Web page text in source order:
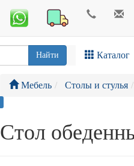
Найти Каталог
Мебель Столы и стулья
Стол